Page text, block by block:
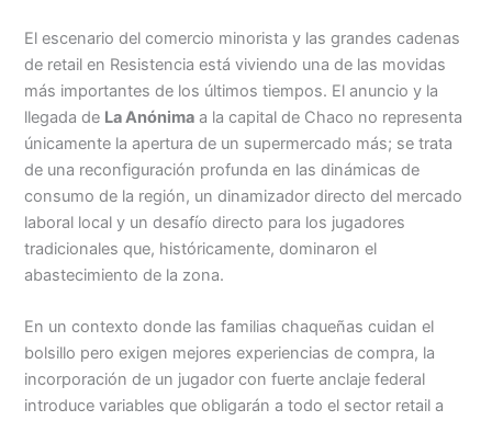
El escenario del comercio minorista y las grandes cadenas
de retail en Resistencia está viviendo una de las movidas
más importantes de los últimos tiempos. El anuncio y la
llegada de La Anónima a la capital de Chaco no representa
únicamente la apertura de un supermercado más; se trata
de una reconfiguración profunda en las dinámicas de
consumo de la región, un dinamizador directo del mercado
laboral local y un desafío directo para los jugadores
tradicionales que, históricamente, dominaron el
abastecimiento de la zona.
En un contexto donde las familias chaqueñas cuidan el
bolsillo pero exigen mejores experiencias de compra, la
incorporación de un jugador con fuerte anclaje federal
introduce variables que obligarán a todo el sector retail a